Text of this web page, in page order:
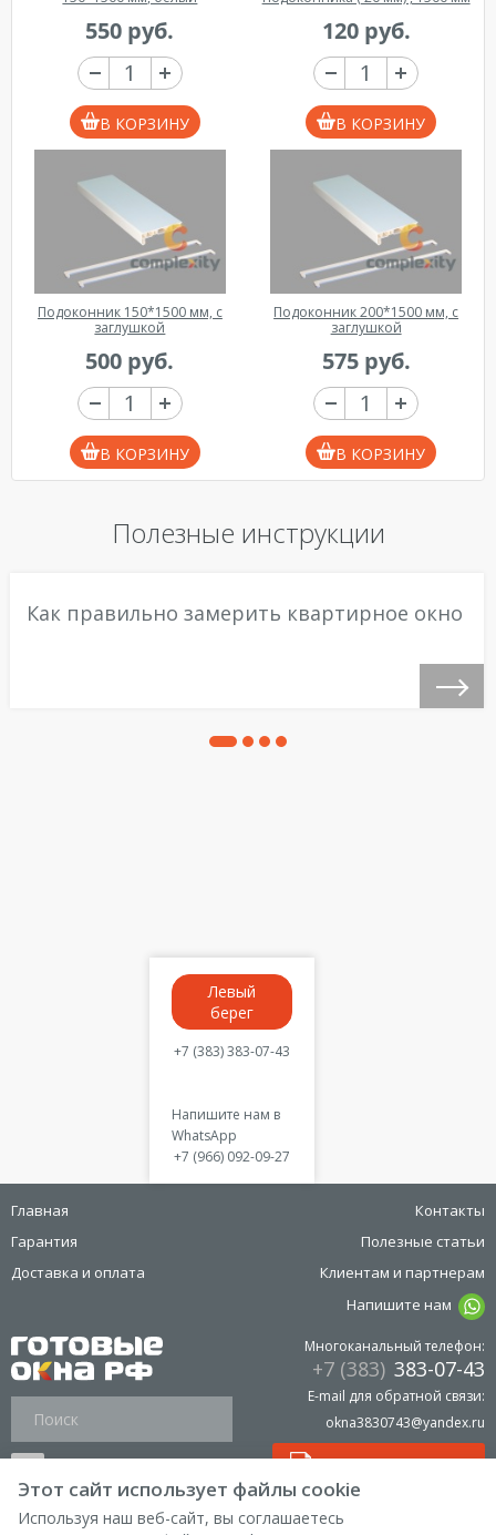
550 руб.
В КОРЗИНУ
120 руб.
В КОРЗИНУ
Подоконник 150*1500 мм, с
заглушкой
500 руб.
В КОРЗИНУ
Подоконник 200*1500 мм, с
заглушкой
575 руб.
В КОРЗИНУ
Полезные инструкции
Как правильно замерить квартирное окно
Левый
берег
+7 (383) 383-07-43
Напишите нам в
WhatsApp
+7 (966) 092-09-27
Главная
Гарантия
Доставка и оплата
Контакты
Полезные статьи
Клиентам и партнерам
Напишите нам
Многоканальный телефон:
+7 (383) 383-07-43
E-mail для обратной связи:
okna3830743@yandex.ru
Прайс лист на окна
Этот сайт использует файлы cookie
Используя наш веб-сайт, вы соглашаетесь